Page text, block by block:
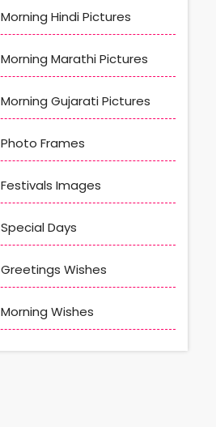
Morning Hindi Pictures
Morning Marathi Pictures
Morning Gujarati Pictures
Photo Frames
Festivals Images
Special Days
Greetings Wishes
Morning Wishes